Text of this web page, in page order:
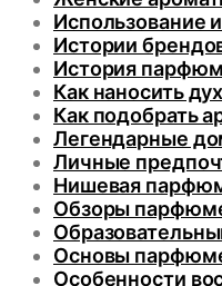
Использование
Истории
История
Как наносить
Как подобрать
Легендарные
Личные
Нишевая
Обзоры
Основы
Особенности